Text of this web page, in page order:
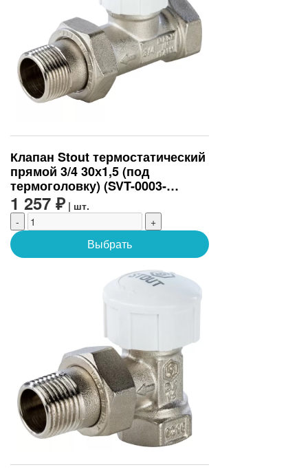
Клапан Stout термостатический
прямой 3/4 30х1,5 (под
термоголовку) (SVT-0003-
000020)
1 257 ₽ | шт.
-
+
Выбрать